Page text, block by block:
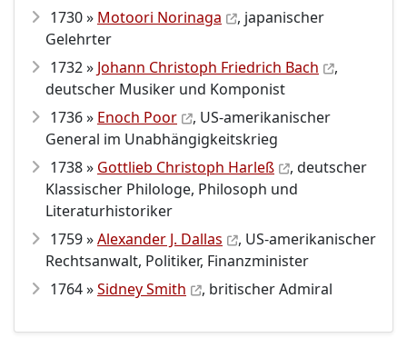
1730 » Motoori Norinaga
, japanischer
Gelehrter
1732 » Johann Christoph Friedrich Bach
,
deutscher Musiker und Komponist
1736 » Enoch Poor
, US-amerikanischer
General im Unabhängigkeitskrieg
1738 » Gottlieb Christoph Harleß
, deutscher
Klassischer Philologe, Philosoph und
Literaturhistoriker
1759 »Alexander J. Dallas
, US-amerikanischer
Rechtsanwalt, Politiker, Finanzminister
1764 »Sidney Smith , britischer Admiral